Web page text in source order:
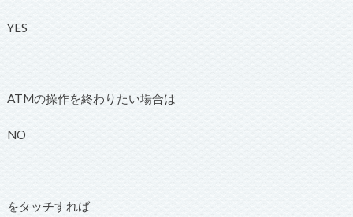
YES
ATMの操作を終わりたい場合は
NO
をタッチすれば